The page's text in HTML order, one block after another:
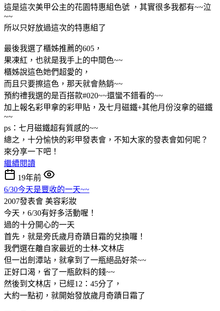
這是這次美甲公主的花園特惠組色號 ，其實很多我都有~~泣
~~
所以只好放過這次的特惠組了
最後我選了櫃姊推薦的605，
果凍紅，也就是我手上的中間色~~
櫃姊說這色她們超愛的，
而且只要擦這色，那天就會熱銷~~
預約禮我選的是百搭款#020~~還蠻不錯看的~~
加上報名彩甲拿的彩甲貼，及七月磁鐵+其他月份沒拿的磁鐵
~~
ps：七月磁鐵超有質感的~~
總之，十分愉快的彩甲發表會，不知大家的發表會如何呢？
來分享一下吧！
繼續閱讀
19年前
6/30今天是豐收的一天~~
2007發表會 美容彩妝
今天，6/30有好多活動喔！
過的十分開心的一天
首先，就是旁氏歲月奇蹟日霜的兌換囉！
我們選在離自家最近的士林-文林店
但一出劍潭站，就拿到了一瓶絕品好茶~~
正好口渴，省了一瓶飲料的錢~~
然後到文林店，已經12：45分了，
大約一點初，就開始發放歲月奇蹟日霜了